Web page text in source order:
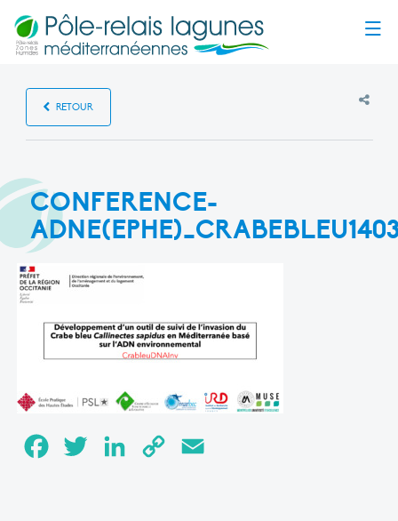
RETOUR
CONFERENCE-
FacebookTwitter LinkedInCopy